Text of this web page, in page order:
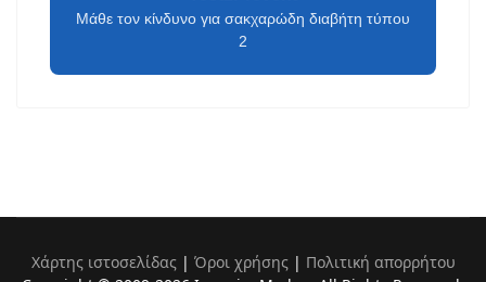
Μάθε τον κίνδυνο για σακχαρώδη διαβήτη τύπου
2
Χάρτης ιστοσελίδας| Όροι χρήσης| Πολιτική απορρήτου